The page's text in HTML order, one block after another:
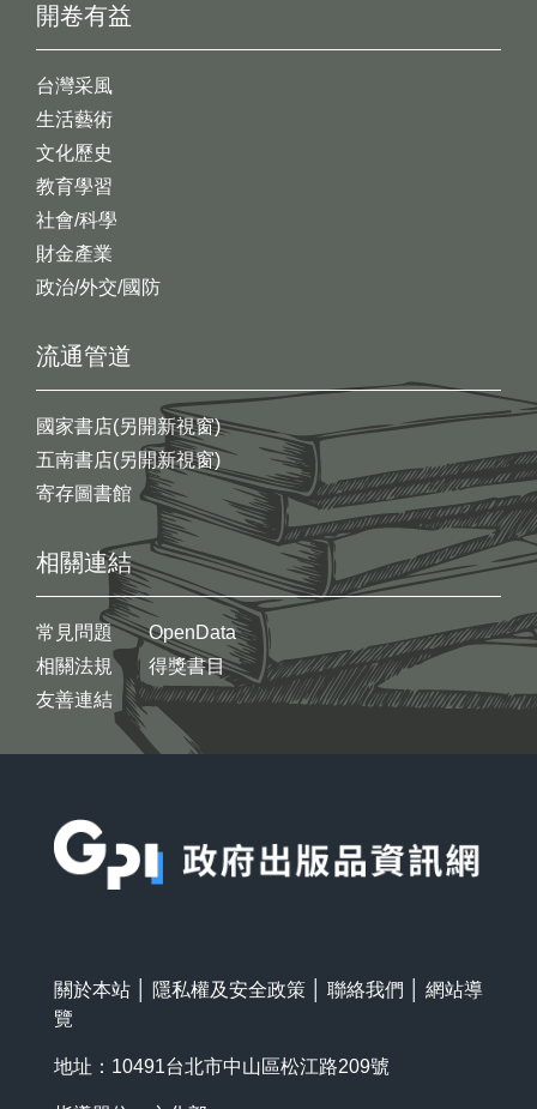
開卷有益
台灣采風
生活藝術
文化歷史
教育學習
社會/科學
財金產業
政治/外交/國防
流通管道
國家書店(另開新視窗)
五南書店(另開新視窗)
寄存圖書館
相關連結
常見問題
相關法規
友善連結
OpenData
得獎書目
關於本站 隱私權及安全政策 聯絡我們
網站導
覽
地址：10491台北市中山區松江路209號